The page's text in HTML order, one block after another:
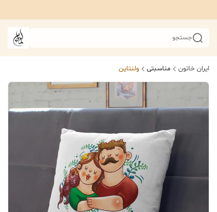
جستجو
ایران خاتون مناسبتی ولنتاین